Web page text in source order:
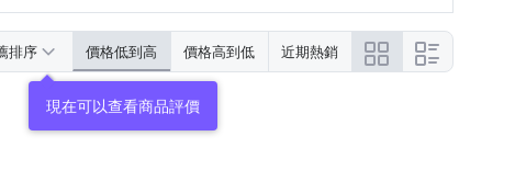
排序 價格低到高 價格高到低 近期熱銷
現在可以查看商品評價